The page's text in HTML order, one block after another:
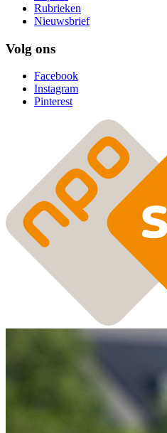
Rubrieken
Nieuwsbrief
Volg ons
Facebook
Instagram
Pinterest